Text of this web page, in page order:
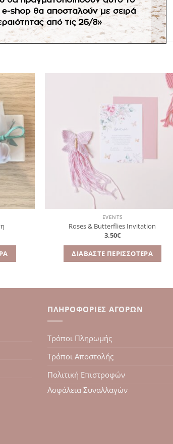
με αντικαταβολή.
Πρόσθήκη
στην
λίστα
Πρόσθήκη
επιθυμιών
EVENTS
Roses & Butterflies Invitation
3.50€
ΔΙΑΒΆΣΤΕ ΠΕΡΙΣΣΌΤΕΡΑ
ΠΛΗΡΟΦΟΡΊΕΣ ΑΓΟΡΏΝ
Τρόποι Πληρωμής
Τρόποι Αποστολής
Πολιτική Επιστροφών
Ασφάλεια Συναλλαγών